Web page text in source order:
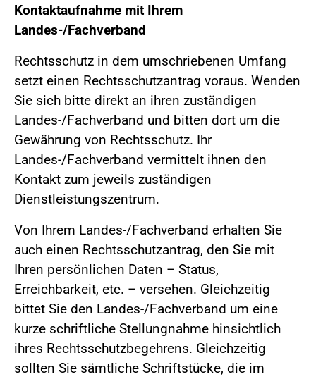
Kontaktaufnahme mit Ihrem
Landes-/Fachverband
Rechtsschutz in dem umschriebenen Umfang
setzt einen Rechtsschutzantrag voraus. Wenden
Sie sich bitte direkt an ihren zuständigen
Landes-/Fachverband und bitten dort um die
Gewährung von Rechtsschutz. Ihr
Landes-/Fachverband vermittelt ihnen den
Kontakt zum jeweils zuständigen
Dienstleistungszentrum.
Von Ihrem Landes-/Fachverband erhalten Sie
auch einen Rechtsschutzantrag, den Sie mit
Ihren persönlichen Daten – Status,
Erreichbarkeit, etc. – versehen. Gleichzeitig
bittet Sie den Landes-/Fachverband um eine
kurze schriftliche Stellungnahme hinsichtlich
ihres Rechtsschutzbegehrens. Gleichzeitig
sollten Sie sämtliche Schriftstücke, die im